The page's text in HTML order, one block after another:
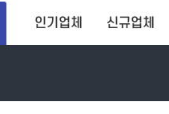
인기업체 신규업체